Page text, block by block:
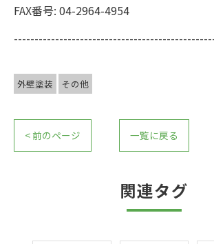
FAX番号: 04-2964-4954
外壁塗装 その他
< 前のページ 一覧に戻る
関連タグ